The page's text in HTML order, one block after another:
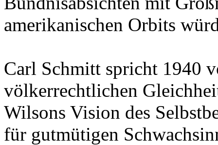
amerikanischen Orbits
Carl Schmitt spricht 1940
völkerrechtlichen
Wilsons Vision des
für gutmütigen